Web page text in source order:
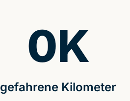
gefahrene Kilometer
0K